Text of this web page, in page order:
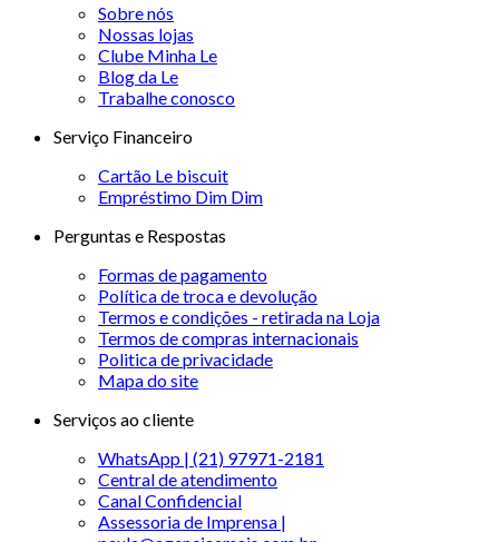
Sobre nós
Nossas lojas
Clube Minha Le
Blog da Le
Trabalhe conosco
Serviço Financeiro
Cartão Le biscuit
Empréstimo Dim Dim
Perguntas e Respostas
Formas de pagamento
Política de troca e devolução
Termos e condições - retirada na Loja
Termos de compras internacionais
Politica de privacidade
Mapa do site
Serviços ao cliente
WhatsApp | (21) 97971-2181
Central de atendimento
Canal Confidencial
Assessoria de Imprensa |